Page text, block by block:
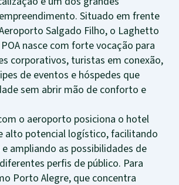
Situado em frente
Salgado Filho, o Laghetto
nasce com forte vocação para
corporativos, turistas em conexão,
de eventos e hóspedes que
sem abrir mão de conforto e
o aeroporto posiciona o hotel
alto potencial logístico, facilitando
ampliando as possibilidades de
perfis de público. Para
Porto Alegre, que concentra